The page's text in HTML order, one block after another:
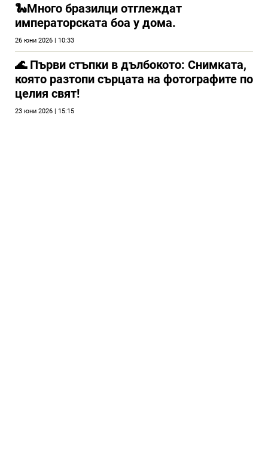
🐍Много бразилци отглеждат
императорската боа у дома.
26 юни 2026 | 10:33
🌊 Първи стъпки в дълбокото: Снимката,
която разтопи сърцата на фотографите по
целия свят!
23 юни 2026 | 15:15